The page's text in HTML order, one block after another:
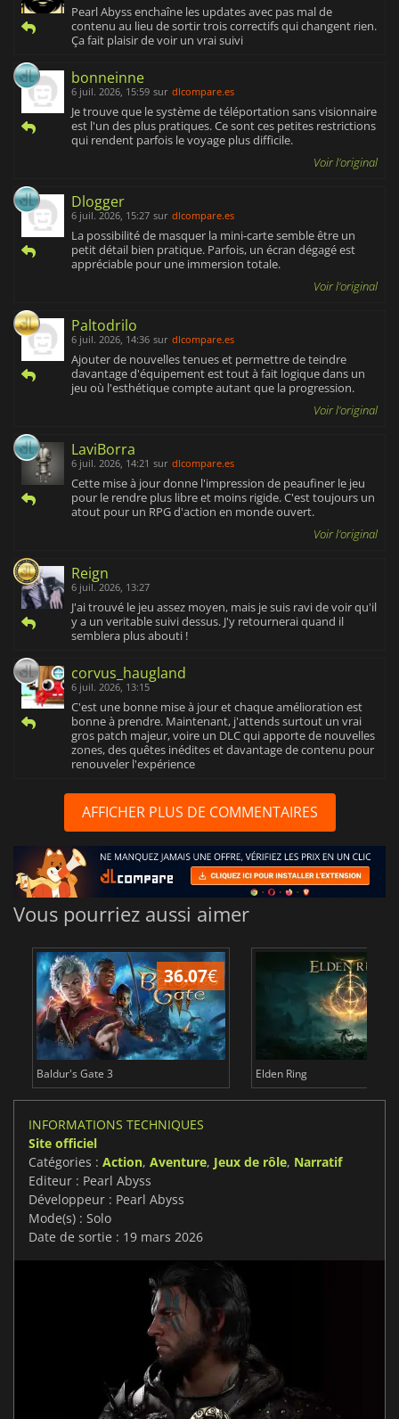
Pearl Abyss enchaîne les updates avec pas mal de
contenu au lieu de sortir trois correctifs qui changent rien.
Ça fait plaisir de voir un vrai suivi
bonneinne
6 juil. 2026, 15:59 sur dlcompare.es
Je trouve que le système de téléportation sans visionnaire
est l'un des plus pratiques. Ce sont ces petites restrictions
qui rendent parfois le voyage plus difficile.
Voir l'original
Dlogger
6 juil. 2026, 15:27 sur dlcompare.es
La possibilité de masquer la mini-carte semble être un
petit détail bien pratique. Parfois, un écran dégagé est
appréciable pour une immersion totale.
Voir l'original
Paltodrilo
6 juil. 2026, 14:36 sur dlcompare.es
Ajouter de nouvelles tenues et permettre de teindre
davantage d'équipement est tout à fait logique dans un
jeu où l'esthétique compte autant que la progression.
Voir l'original
LaviBorra
6 juil. 2026, 14:21 sur dlcompare.es
Cette mise à jour donne l'impression de peaufiner le jeu
pour le rendre plus libre et moins rigide. C'est toujours un
atout pour un RPG d'action en monde ouvert.
Voir l'original
Reign
6 juil. 2026, 13:27
J'ai trouvé le jeu assez moyen, mais je suis ravi de voir qu'il
y a un veritable suivi dessus. J'y retournerai quand il
semblera plus abouti !
corvus_haugland
6 juil. 2026, 13:15
C'est une bonne mise à jour et chaque amélioration est
bonne à prendre. Maintenant, j'attends surtout un vrai
gros patch majeur, voire un DLC qui apporte de nouvelles
zones, des quêtes inédites et davantage de contenu pour
renouveler l'expérience
AFFICHER PLUS DE COMMENTAIRES
Vous pourriez aussi aimer
36.07€
Baldur's Gate 3 Elden Ring
INFORMATIONS TECHNIQUES
Site officiel
Catégories : Action, Aventure, Jeux de rôle, Narratif
Editeur : Pearl Abyss
Développeur : Pearl Abyss
Mode(s) : Solo
Date de sortie : 19 mars 2026